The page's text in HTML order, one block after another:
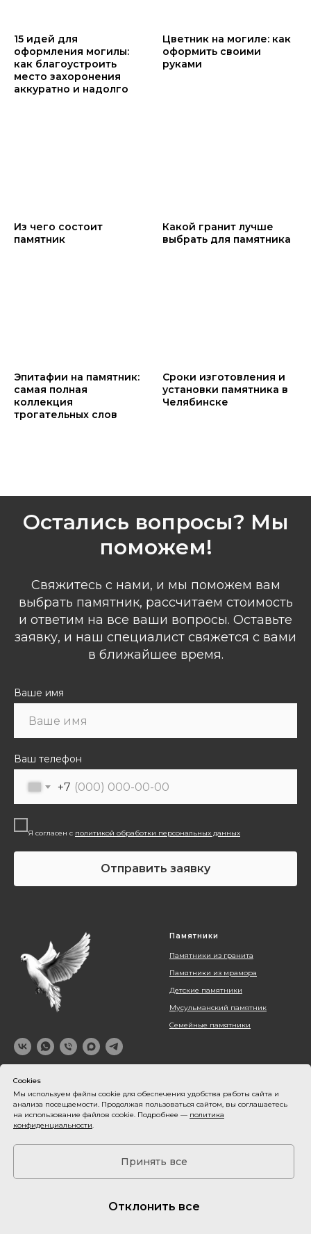
15 идей для
оформления могилы:
как благоустроить
место захоронения
аккуратно и надолго
Цветник на могиле: как
оформить своими
руками
Из чего состоит
памятник
Какой гранит лучше
выбрать для памятника
Эпитафии на памятник:
самая полная
коллекция
трогательных слов
Сроки изготовления и
установки памятника в
Челябинске
Cookies
Мы используем файлы cookie для обеспечения удобства работы сайта и
анализа посещаемости. Продолжая пользоваться сайтом, вы соглашаетесь
на использование файлов cookie. Подробнее — политика
конфиденциальности.
Принять все
Отклонить все
Остались вопросы? Мы
поможем!
Свяжитесь с нами, и мы поможем вам
выбрать памятник, рассчитаем стоимость
и ответим на все ваши вопросы. Оставьте
заявку, и наш специалист свяжется с вами
в ближайшее время.
Ваше имя
Ваш телефон
+7
Я согласен с политикой обработки персональных данных
Отправить заявку
© 2026 Светлая память
Памятники
Памятники из гранита
Памятники из мрамора
Детские памятники
Мусульманский памятник
Семейные памятники
Благоустройство могил
Оформление памятника
Наши работы
О компании
Контакты